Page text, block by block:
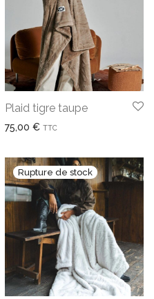
Plaid tigre taupe
75,00 € TTC